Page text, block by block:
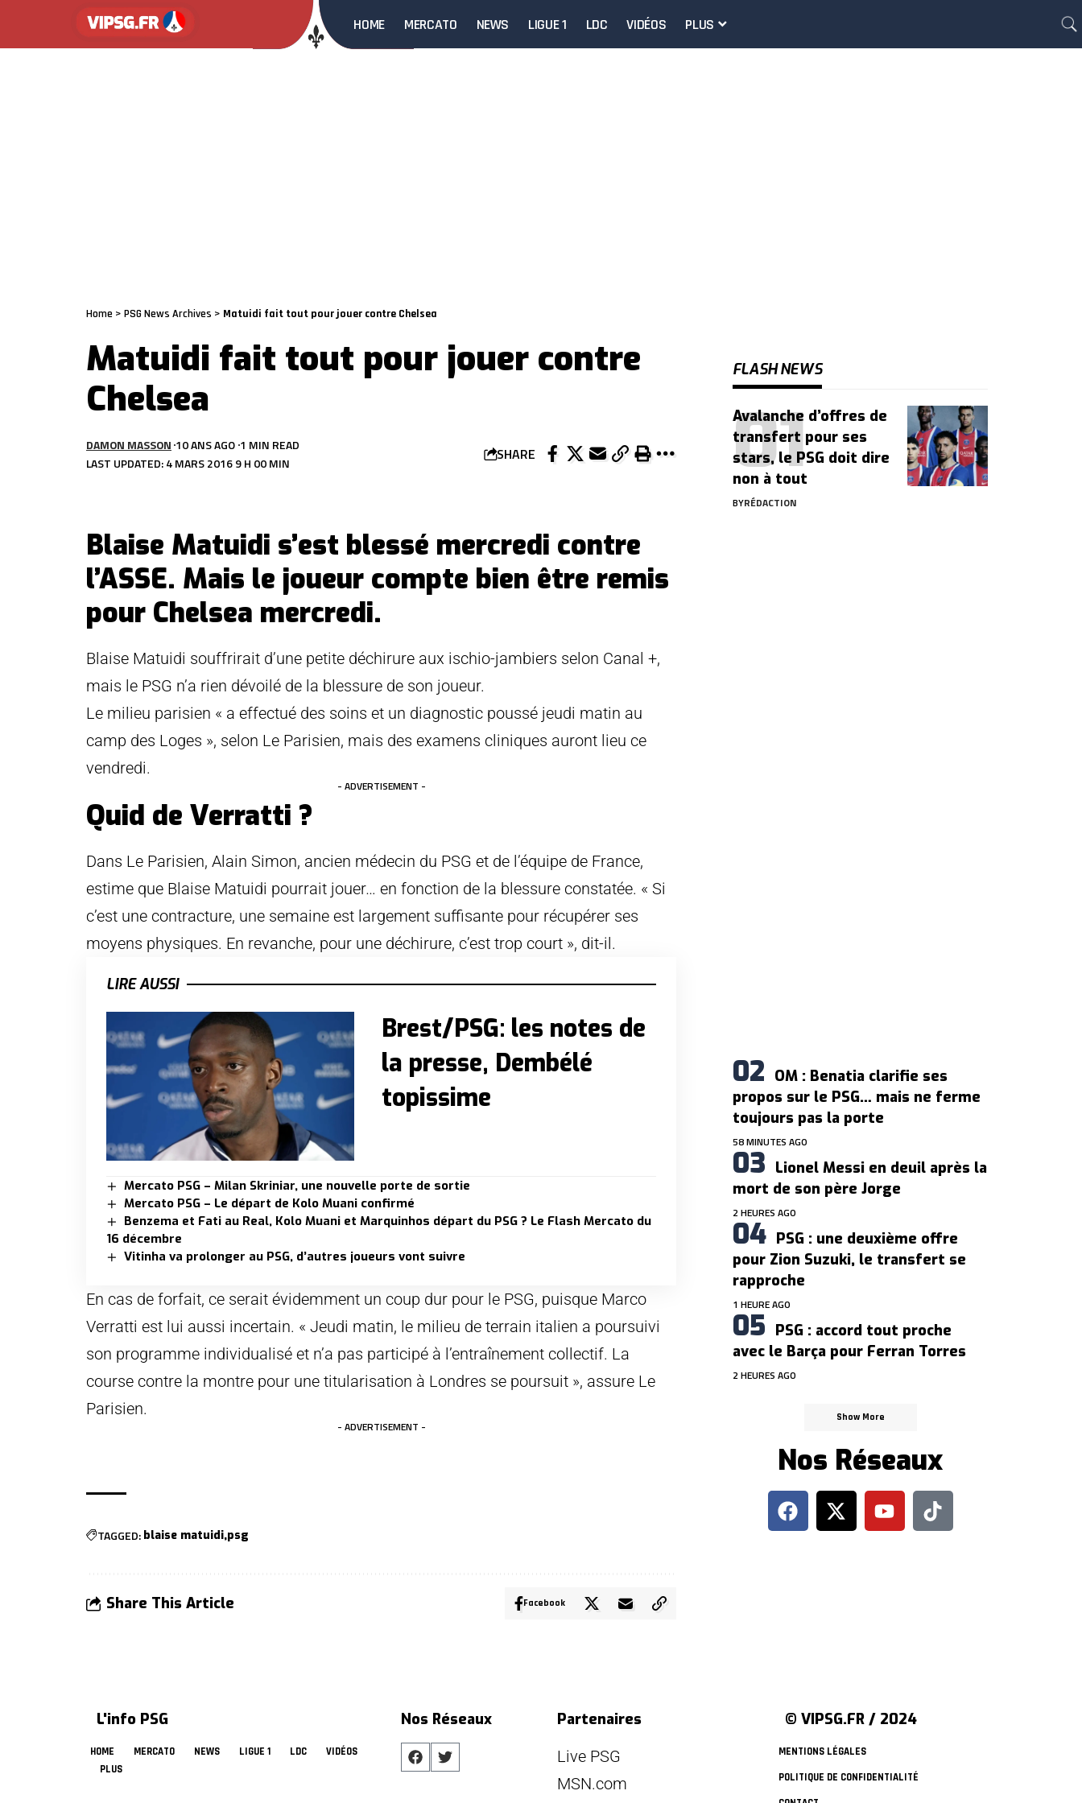
HOME MERCATO NEWS LIGUE 1 LDC VIDÉOS PLUS
Home > PSG News Archives > Matuidi fait tout pour jouer contre Chelsea
Matuidi fait tout pour jouer contre
Chelsea
LAST UPDATED: 4 MARS 2016 9 H 00 MIN
DAMON MASSON 10 ANS AGO 1 MIN READ SHARE
Blaise Matuidi s’est blessé mercredi contre
l’ASSE. Mais le joueur compte bien être remis
pour Chelsea mercredi.
Blaise Matuidi souffrirait d’une petite déchirure aux ischio-jambiers selon Canal +,
mais le PSG n’a rien dévoilé de la blessure de son joueur.
Le milieu parisien « a effectué des soins et un diagnostic poussé jeudi matin au
camp des Loges », selon Le Parisien, mais des examens cliniques auront lieu ce
vendredi.
- ADVERTISEMENT -
Quid de Verratti ?
Dans Le Parisien, Alain Simon, ancien médecin du PSG et de l’équipe de France,
estime que Blaise Matuidi pourrait jouer… en fonction de la blessure constatée. « Si
c’est une contracture, une semaine est largement suffisante pour récupérer ses
moyens physiques. En revanche, pour une déchirure, c’est trop court », dit-il.
LIRE AUSSI
Brest/PSG: les notes de
la presse, Dembélé
topissime
Mercato PSG – Milan Skriniar, une nouvelle porte de sortie
Mercato PSG – Le départ de Kolo Muani confirmé
Benzema et Fati au Real, Kolo Muani et Marquinhos départ du PSG ? Le Flash Mercato du
16 décembre
Vitinha va prolonger au PSG, d’autres joueurs vont suivre
En cas de forfait, ce serait évidemment un coup dur pour le PSG, puisque Marco
Verratti est lui aussi incertain. « Jeudi matin, le milieu de terrain italien a poursuivi
son programme individualisé et n’a pas participé à l’entraînement collectif. La
course contre la montre pour une titularisation à Londres se poursuit », assure Le
Parisien.
- ADVERTISEMENT -
TAGGED: blaise matuidi psg
Share This Article Facebook
FLASH NEWS
Avalanche d’offres de
transfert pour ses
stars, le PSG doit dire
non à tout
BYRÉDACTION
OM : Benatia clarifie ses
propos sur le PSG… mais ne ferme
toujours pas la porte
58 MINUTES AGO
Lionel Messi en deuil après la
mort de son père Jorge
2 HEURES AGO
PSG : une deuxième offre
pour Zion Suzuki, le transfert se
rapproche
1 HEURE AGO
PSG : accord tout proche
avec le Barça pour Ferran Torres
2 HEURES AGO
Show More
Nos Réseaux
L'info PSG
HOME MERCATO NEWS LIGUE 1 LDC
VIDÉOS
PLUS
Nos Réseaux
Partenaires
Live PSG
MSN.com
© VIPSG.FR / 2024
MENTIONS LÉGALES
POLITIQUE DE CONFIDENTIALITÉ